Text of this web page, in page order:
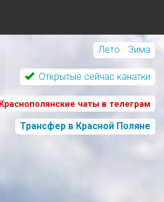
Лето / Зима
Открытые сейчас канатки
Краснополянские чаты в телеграм
Трансфер в Красной Поляне